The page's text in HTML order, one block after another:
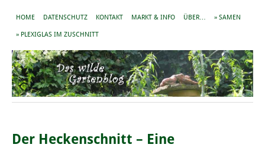
HOME DATENSCHUTZ KONTAKT MARKT & INFO ÜBER… » SAMEN
» PLEXIGLAS IM ZUSCHNITT
Der Heckenschnitt – Eine